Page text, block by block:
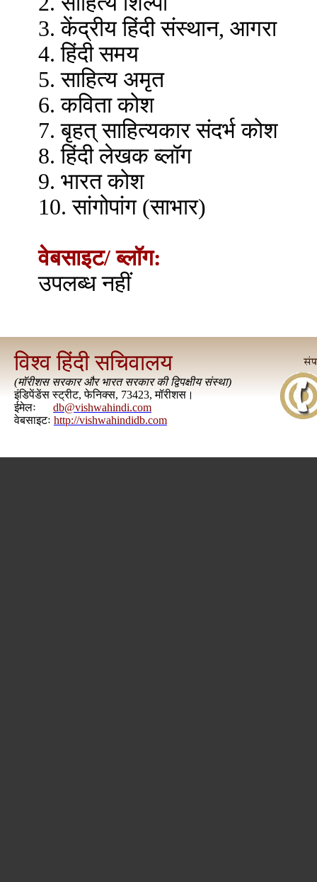
3. केंद्रीय हिंदी संस्थान, आगरा
4. हिंदी समय
5. साहित्य अमृत
6. कविता कोश
7. बृहत् साहित्यकार संदर्भ कोश
8. हिंदी लेखक ब्लॉग
9. भारत कोश
10. सांगोपांग (साभार)
वेबसाइट/ ब्लॉग:
उपलब्ध नहीं
विश्व हिंदी सचिवालय
(मॉरीशस सरकार और भारत सरकार की द्विपक्षीय संस्था)
इंडिपेंडेंस स्ट्रीट, फेनिक्स, 73423, मॉरीशस।
ईमेलः
db@vishwahindi.com
वेबसाइटः http://vishwahindidb.com